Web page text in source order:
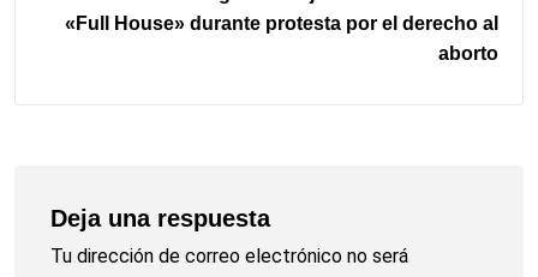
«Full House» durante protesta por el derecho al
aborto
Deja una respuesta
Tu dirección de correo electrónico no será